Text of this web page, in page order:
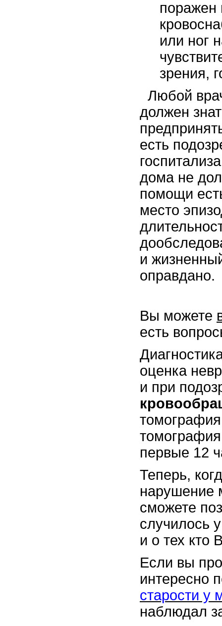
поражен
или ног
зрения,
Любой
должен
есть
дома не
помощи
место
и
оправдано.
Вы можете
есть
оценка
и при
томография
первые 12
Теперь,
нарушение
сможете
случилось
и о тех кто
Если вы
интересно
старости у
наблюдал